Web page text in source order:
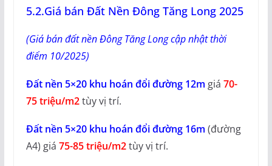
5.2.Giá bán Đất Nền Đông Tăng Long 2025
(Giá bán đất nền Đông Tăng Long cập nhật thời
điểm 10/2025)
Đất nền 5×20 khu hoán đổi đường 12m giá 70-
75 triệu/m2tùy vị trí.
Đất nền 5×20 khu hoán đổi đường 16m (đường
A4) giá 75-85 triệu/m2tùy vị trí.